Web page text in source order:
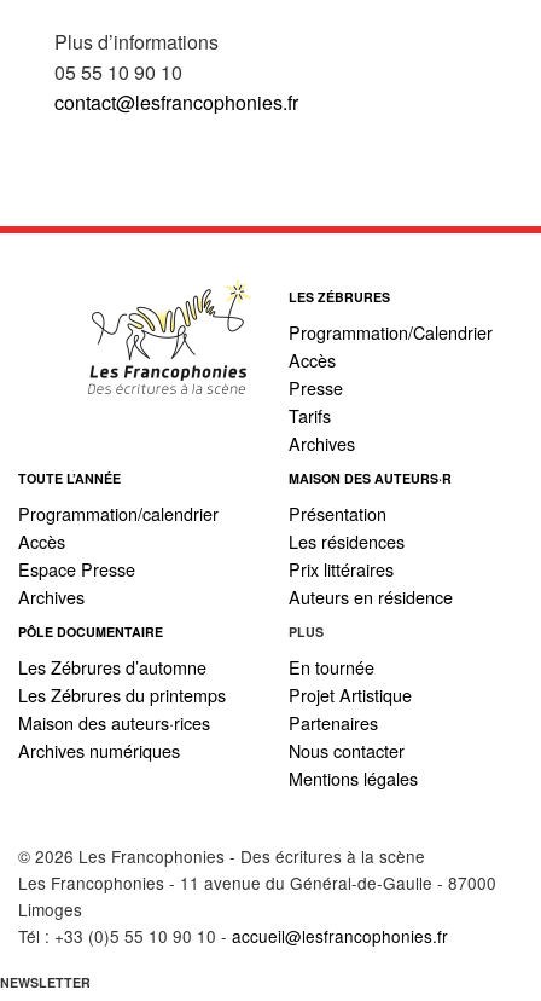
Plus d’informations
05 55 10 90 10
contact@lesfrancophonies.fr
LES ZÉBRURES
Programmation/Calendrier
Accès
Presse
Tarifs
Archives
TOUTE L’ANNÉE
Programmation/calendrier
Accès
Espace Presse
Archives
MAISON DES AUTEURS·R
Présentation
Les résidences
Prix littéraires
Auteurs en résidence
PÔLE DOCUMENTAIRE
Les Zébrures d’automne
Les Zébrures du printemps
Maison des auteurs·rices
Archives numériques
PLUS
En tournée
Projet Artistique
Partenaires
Nous contacter
Mentions légales
© 2026 Les Francophonies - Des écritures à la scène
Les Francophonies - 11 avenue du Général-de-Gaulle - 87000
Limoges
Tél : +33 (0)5 55 10 90 10 - accueil@lesfrancophonies.fr
NEWSLETTER